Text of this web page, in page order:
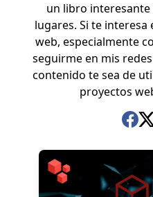
un libro
lugares. Si te
web, especialmente
seguirme en mis
contenido te sea de
proyectos